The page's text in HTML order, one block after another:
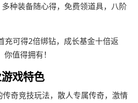
种装备随心得，免费领道具，八阶
充可得2倍绑钻，成长基金十倍返
值得拥有！
戏特色
奇竞技玩法，散人专属传奇，激情